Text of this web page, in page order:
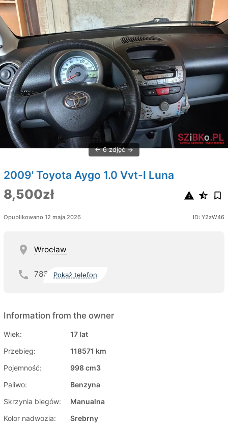
6 zdjęć
2009' Toyota Aygo 1.0 Vvt-I Luna
8,500zł
Opublikowano 12 maja 2026 ID: Y2zW46
Wrocław
783 Pokaż telefon
Information from the owner
Wiek:
17 lat
Przebieg:
118571 km
Pojemność:
998 cm3
Paliwo:
Benzyna
Skrzynia biegów:
Manualna
Kolor nadwozia:
Srebrny